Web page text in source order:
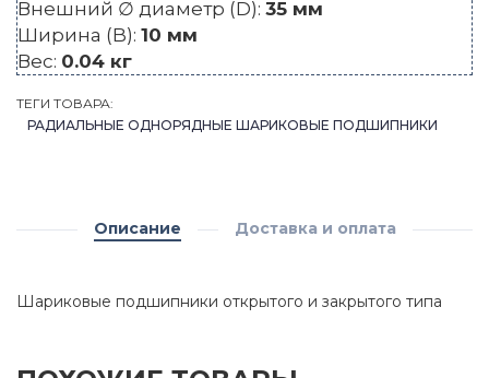
Внешний ∅ диаметр (D): 35 мм
Ширина (B): 10 мм
Вес: 0.04 кг
ТЕГИ ТОВАРА:
РАДИАЛЬНЫЕ ОДНОРЯДНЫЕ ШАРИКОВЫЕ ПОДШИПНИКИ
Описание Доставка и оплата
Шариковые подшипники открытого и закрытого типа